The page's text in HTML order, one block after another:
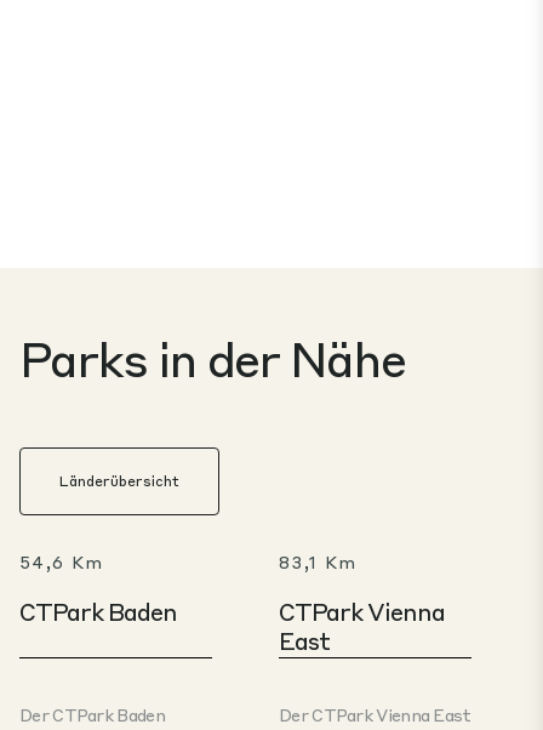
Parks in der Nähe
Länderübersicht
54,6 Km
CTPark Baden
Der CTPark Baden
83,1 Km
CTPark Vienna
East
Der CTPark Vienna East